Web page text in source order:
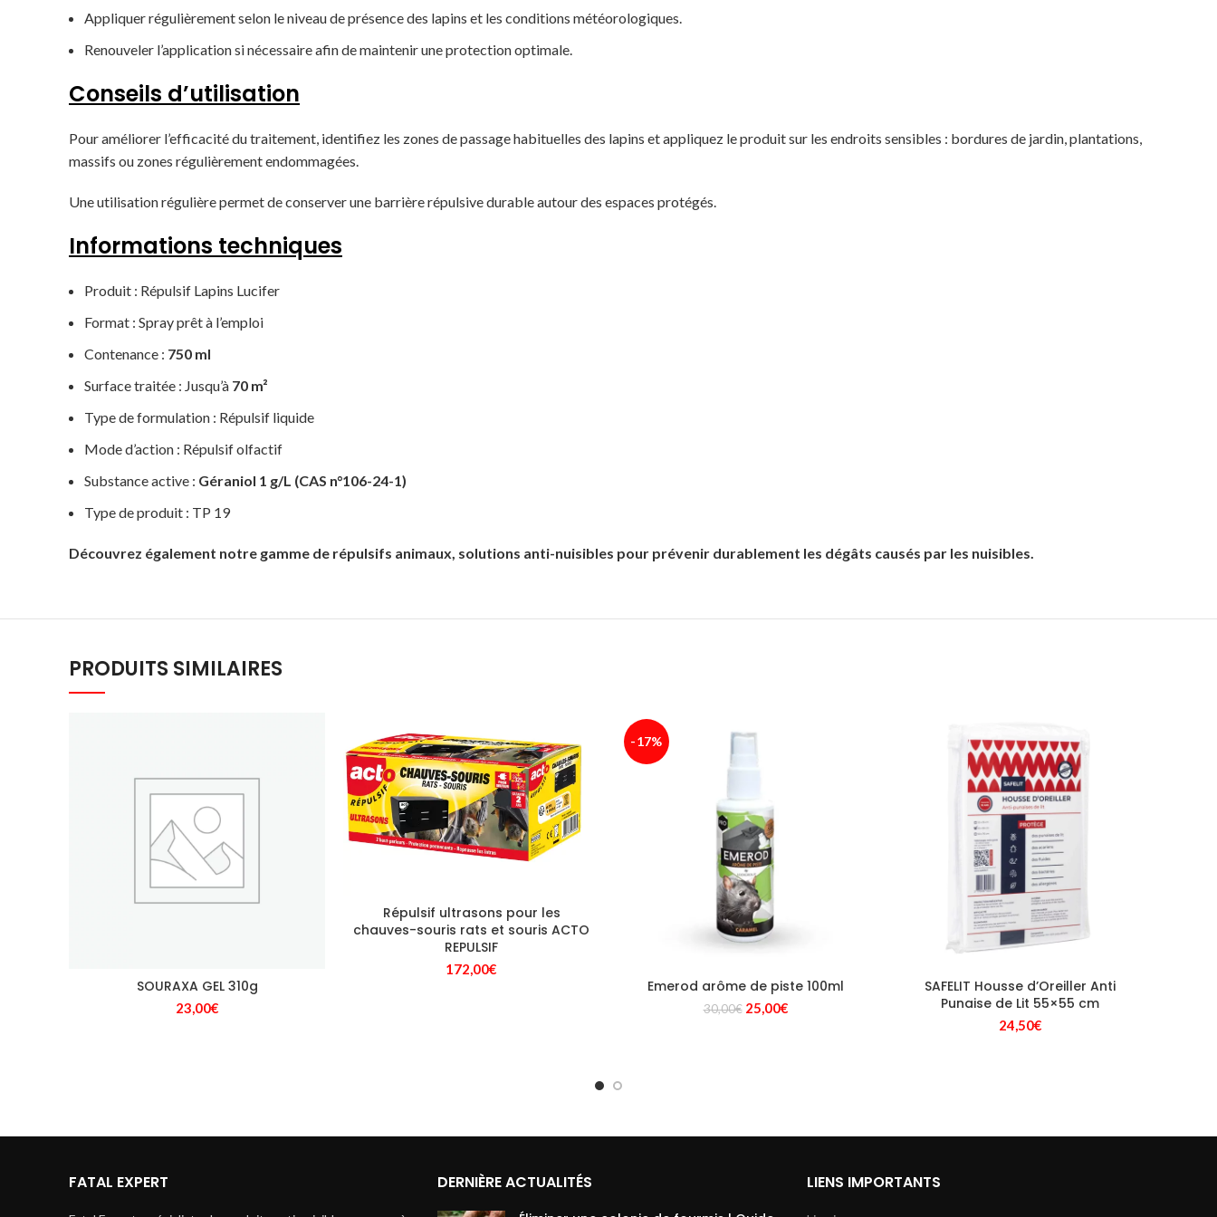
Appliquer régulièrement selon le niveau de présence des lapins et les conditions météorologiques.
Renouveler l’application si nécessaire afin de maintenir une protection optimale.
Conseils d’utilisation
Pour améliorer l’efficacité du traitement, identifiez les zones de passage habituelles des lapins et appliquez le produit sur les endroits sensibles : bordures de jardin, plantations,
massifs ou zones régulièrement endommagées.
Une utilisation régulière permet de conserver une barrière répulsive durable autour des espaces protégés.
Informations techniques
Produit : Répulsif Lapins Lucifer
Format : Spray prêt à l’emploi
Contenance : 750 ml
Surface traitée : Jusqu’à 70 m²
Type de formulation : Répulsif liquide
Mode d’action : Répulsif olfactif
Substance active : Géraniol 1 g/L (CAS n°106-24-1)
Type de produit : TP 19
Découvrez également notre gamme de répulsifs animaux, solutions anti-nuisibles pour prévenir durablement les dégâts causés par les nuisibles.
PRODUITS SIMILAIRES
SOURAXA GEL 310g
23,00€
Répulsif ultrasons pour les
chauves-souris rats et souris ACTO
REPULSIF
172,00€
-17%
Emerod arôme de piste 100ml
30,00€ Le
25,00€Le
SAFELIT Housse d’Oreiller Anti
Punaise de Lit 55×55 cm
24,50€
FATAL EXPERT DERNIÈRE ACTUALITÉS LIENS IMPORTANTS